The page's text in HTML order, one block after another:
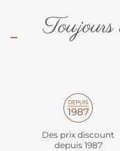
Toujours
Des prix discount
depuis 1987